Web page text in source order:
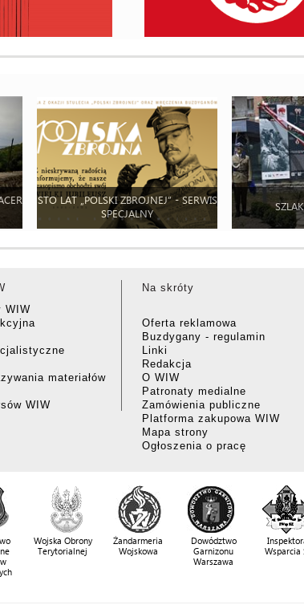
STO LAT „POLSKI ZBROJNEJ” - SERWIS
SPECJALNY
WIW
materiałów
WIW
Na skróty
Oferta reklamowa
Buzdygany - regulamin
Linki
Redakcja
O WIW
Patronaty medialne
Zamówienia publiczne
Platforma zakupowa WIW
Mapa strony
Ogłoszenia o pracę
Wojska Obrony
Terytorialnej
Żandarmeria
Wojskowa
Dowództwo
Garnizonu
Warszawa
Wsparcia